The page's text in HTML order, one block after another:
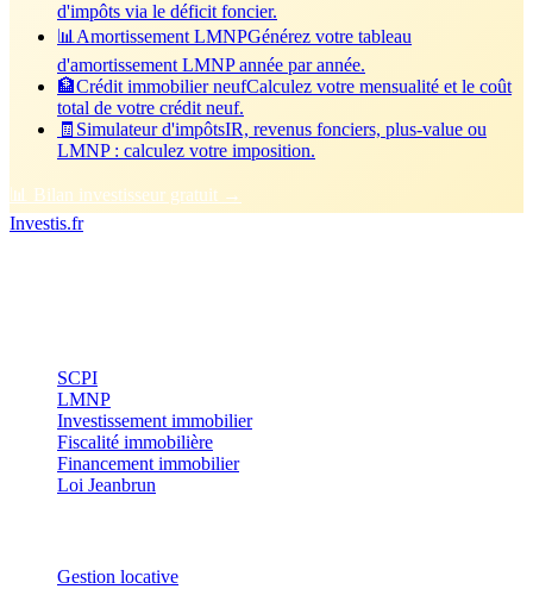
d'impôts via le déficit foncier.
📊 Amortissement LMNPGénérez votre tableau
d'amortissement LMNP année par année.
🏦Crédit immobilier neufCalculez votre mensualité et le coût
total de votre crédit neuf.
🧾 Simulateur d'impôtsIR, revenus fonciers, plus-value ou
LMNP : calculez votre imposition.
📊 Bilan investisseur gratuit →
Investis.fr
SCPI
LMNP
Investissement immobilier
Fiscalité immobilière
Financement immobilier
Loi Jeanbrun
Gestion locative